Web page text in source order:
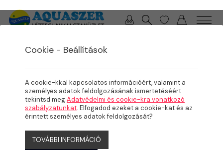
Cookie - Beállítások
A cookie-kkal kapcsolatos információért, valamint a
személyes adatok feldolgozásának ismertetéséért
tekintsd megAdatvédelmi és cookie-kra vonatkozó
szabályzatunkat. Elfogadod ezeket a cookie-kat és az
érintett személyes adatok feldolgozását?
TOVÁBBI INFORMÁCIÓ